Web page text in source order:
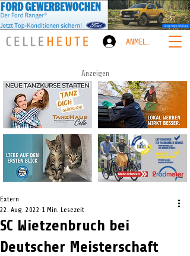
ANMELDEN
Anzeigen
SC Wietzenbruch bei
Deutscher Meisterschaft
Extern
22. Aug. 2022 1 Min. Lesezeit